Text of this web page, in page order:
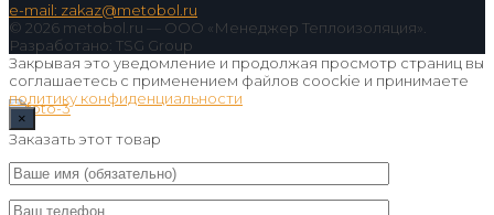
e-mail: zakaz@metobol.ru
© 2026 metobol.ru — ООО «Менеджер Теплоизоляция».
Разработано: TSG Group
Закрывая это уведомление и продолжая просмотр страниц вы
соглашаетесь с применением файлов coockie и принимаете
политику конфиденциальности
×
Заказать этот товар